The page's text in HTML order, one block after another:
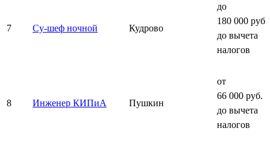
7 Су-шеф ночной Кудрово
до
180 000 руб.
до вычета
налогов
8 Инженер КИПиА Пушкин
от
66 000 руб.
до вычета
налогов